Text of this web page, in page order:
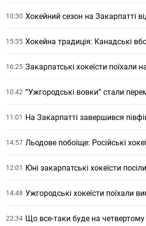
10:30 Хокейний сезон на Закарпатті
15:35 Хокейна традиція: Канадські
16:25 Закарпатські хокеїсти поїхали
10:42 “Ужгородські вовки” стали
11:01 На Закарпатті завершився
14:57 Льодове побоїще: Російські
12:01 Юні закарпатські хокеїсти
14:48 Ужгородські хокеїсти поїхали
22:34 Що все-таки буде на четвертому